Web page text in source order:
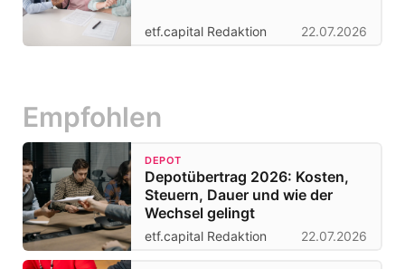
etf.capital Redaktion 22.07.2026
Empfohlen
DEPOT
Depotübertrag 2026: Kosten,
Steuern, Dauer und wie der
Wechsel gelingt
etf.capital Redaktion 22.07.2026